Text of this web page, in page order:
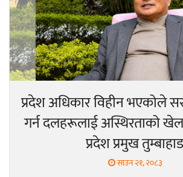
प्रदेश अधिकार विहीन भएकोले
गर्न दलहरूलाई अस्थिरताको
प्रदेश प्रमुख
साउन २१, २०८३